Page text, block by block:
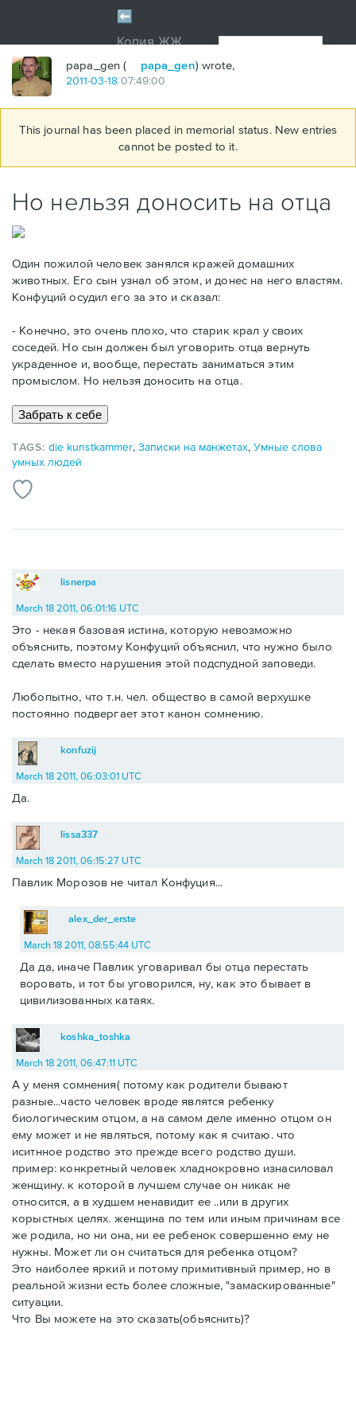
papa_gen ( papa_gen) wrote,
2011-03-18 07:49:00
This journal has been placed in memorial status. New entries
cannot be posted to it.
Но нельзя доносить на отца
Один пожилой человек занялся кражей домашних
животных. Его сын узнал об этом, и донес на него властям.
Конфуций осудил его за это и сказал:
- Конечно, это очень плохо, что старик крал у своих
соседей. Но сын должен был уговорить отца вернуть
украденное и, вообще, перестать заниматься этим
промыслом. Но нельзя доносить на отца.
TAGS:die kunstkammer,Записки на манжетах,Умные слова
умных людей
lisnerpa
March 18 2011, 06:01:16 UTC
Это - некая базовая истина, которую невозможно
объяснить, поэтому Конфуций объяснил, что нужно было
сделать вместо нарушения этой подспудной заповеди.
Любопытно, что т.н. чел. общество в самой верхушке
постоянно подвергает этот канон сомнению.
konfuzij
March 18 2011, 06:03:01 UTC
Да.
lissa337
March 18 2011, 06:15:27 UTC
Павлик Морозов не читал Конфуция...
alex_der_erste
March 18 2011, 08:55:44 UTC
Да да, иначе Павлик уговаривал бы отца перестать
воровать, и тот бы уговорился, ну, как это бывает в
цивилизованных катаях.
koshka_toshka
March 18 2011, 06:47:11 UTC
А у меня сомнения( потому как родители бывают
разные...часто человек вроде являтся ребенку
биологическим отцом, а на самом деле именно отцом он
ему может и не являться, потому как я считаю. что
иситнное родство это прежде всего родство души.
пример: конкретный человек хладнокровно изнасиловал
женщину. к которой в лучшем случае он никак не
относится, а в худшем ненавидит ее ..или в других
корыстных целях. женщина по тем или иным причинам все
же родила, но ни она, ни ее ребенок совершенно ему не
нужны. Может ли он считаться для ребенка отцом?
Это наиболее яркий и потому примитивный пример, но в
реальной жизни есть более сложные, "замаскированные"
ситуации.
Что Вы можете на это сказать(обьяснить)?